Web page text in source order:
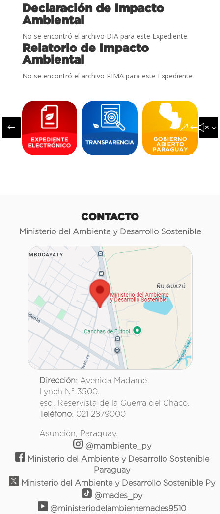
Declaración de Impacto
Ambiental
No se encontró el archivo DIA para este Expediente.
Relatorio de Impacto
Ambiental
No se encontró el archivo RIMA para este Expediente.
#
CONTACTO
Ministerio del Ambiente y Desarrollo Sostenible
Dirección: Avenida Madame
Lynch N° 3500.
esq. Reservista de la Guerra del Chaco.
Teléfono: 021 2879000
Asunción, Paraguay.
@mambiente_py
Ministerio del Ambiente y Desarrollo Sostenible
Paraguay
Ministerio del Ambiente y Desarrollo Sostenible Py
@mades_py
@ministeriodelambientemades9510